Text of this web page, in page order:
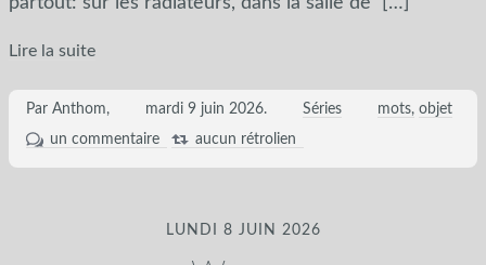
Lire la suite
Par Anthom, mardi 9 juin 2026. Séries mots objet
un commentaire
aucun rétrolien
LUNDI 8 JUIN 2026